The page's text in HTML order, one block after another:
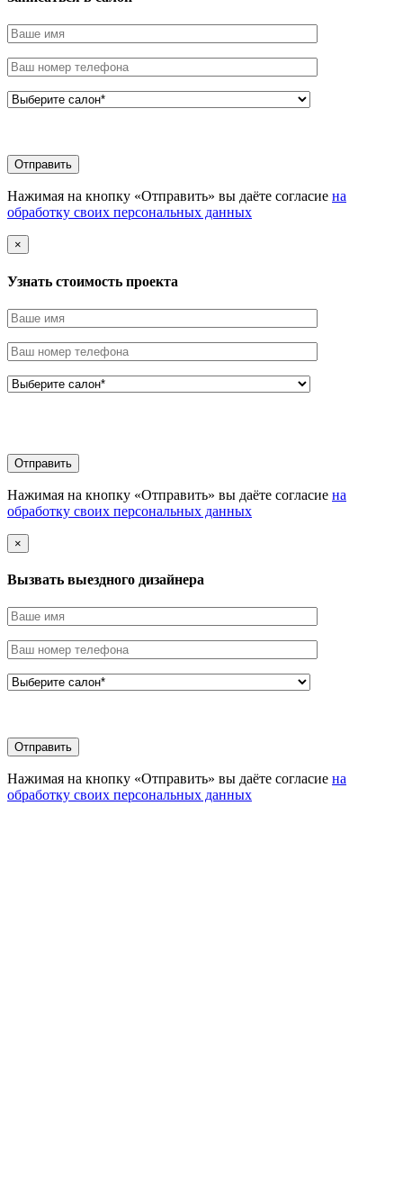
Нажимая на кнопку «Отправить» вы даёте согласие на
обработку своих персональных данных
×
Узнать стоимоcть проекта
Нажимая на кнопку «Отправить» вы даёте согласие на
обработку своих персональных данных
×
Вызвать выездного дизайнера
Нажимая на кнопку «Отправить» вы даёте согласие на
обработку своих персональных данных